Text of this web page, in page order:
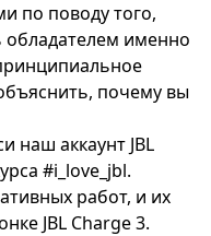
по поводу того,
обладателем именно
почему вы
наш аккаунт JBL
#i_love_jbl.
работ, и их
JBL Charge 3.